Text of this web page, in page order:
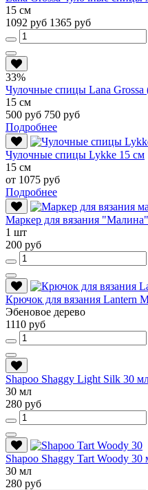
15 см
1092 руб 1365 руб
33%
Чулочные спицы Lana
15 см
500 руб 750 руб
Подробнее
Чулочные спицы Lykke 15 см
15 см
от 1075 руб
Подробнее
Маркер для вязания "Малина"
1 шт
200 руб
Крючок для вязания Lantern
Эбеновое дерево
1110 руб
Shapoo Shaggy Light Silk 30
30 мл
280 руб
Shapoo Shaggy Tart Woody 30
30 мл
280 руб